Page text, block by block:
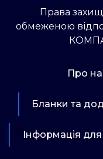
Права
обмеженою
Про
Бланки та
Інформація